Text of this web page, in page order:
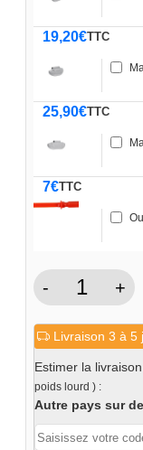
19,20€TTC
25,90€TTC
7€TTC
-
quantité
de
roue
manuelle
WB800
+
Livraison 3 à 5
Estimer la
poids lourd ) :
Autre pays sur